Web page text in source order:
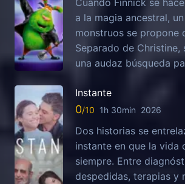
a la magia ancestral,
monstruos se propone
Separado de Christine,
una audaz búsqueda
Instante
0 1h 30min 2026
Dos historias se
instante en que la vida
siempre. Entre
despedidas, terapias y